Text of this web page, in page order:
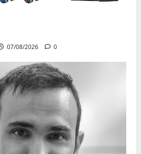
07/08/2026 0